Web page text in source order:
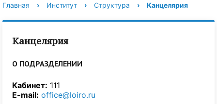
Главная › Институт › Структура › Канцелярия
Канцелярия
О ПОДРАЗДЕЛЕНИИ
Кабинет: 111
E-mail: office@loiro.ru